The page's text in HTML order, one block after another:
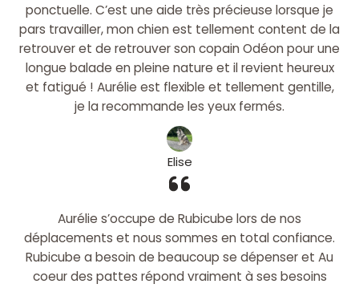
ponctuelle. C’est une aide très précieuse lorsque je
pars travailler, mon chien est tellement content de la
retrouver et de retrouver son copain Odéon pour une
longue balade en pleine nature et il revient heureux
et fatigué ! Aurélie est flexible et tellement gentille,
je la recommande les yeux fermés.
Elise
Aurélie s’occupe de Rubicube lors de nos
déplacements et nous sommes en total confiance.
Rubicube a besoin de beaucoup se dépenser et Au
coeur des pattes répond vraiment à ses besoins